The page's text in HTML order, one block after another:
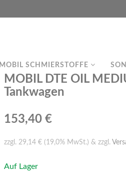
MOBIL SCHMIERSTOFFE
MOBIL DTE OIL
Tankwagen
153,40 €
zzgl. 29,14 € (19,0% MwSt.) & zzgl.
Auf Lager